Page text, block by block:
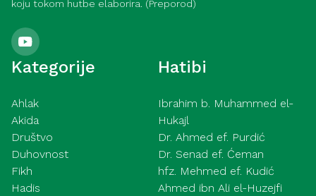
koju tokom hutbe elaborira. (Preporod)
Kategorije
Ahlak
Akida
Društvo
Duhovnost
Fikh
Hadis
Hatibi
Ibrahim b. Muhammed el-
Hukajl
Dr. Ahmed ef. Purdić
Dr. Senad ef. Ćeman
hfz. Mehmed ef. Kudić
Ahmed ibn Ali el-Huzejfi